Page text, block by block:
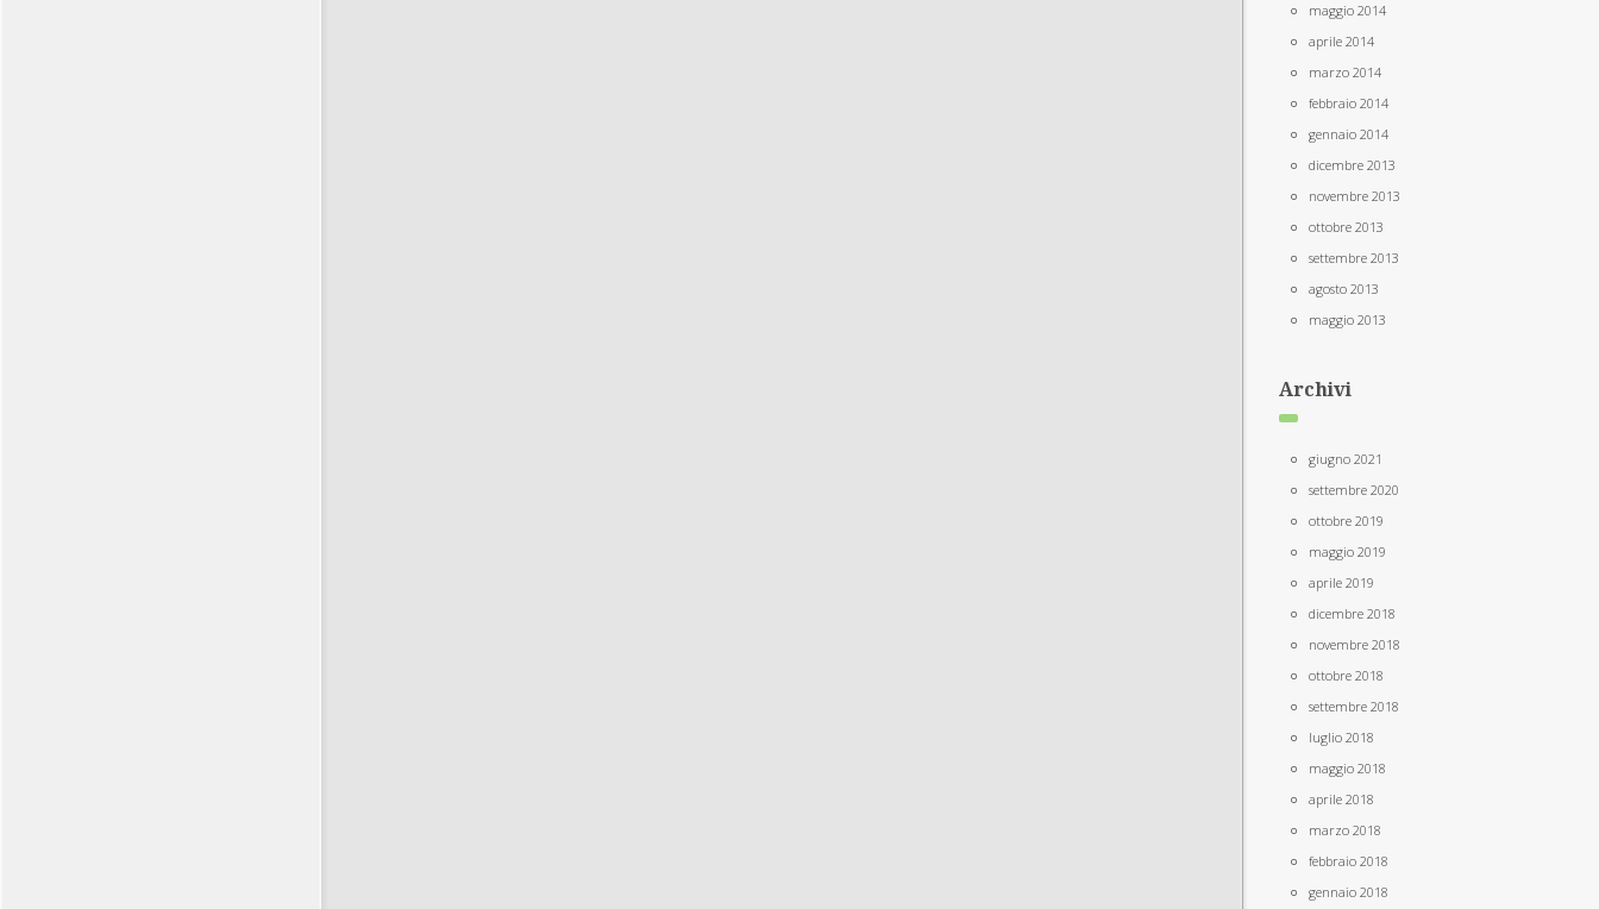
maggio 2014
aprile 2014
marzo 2014
febbraio 2014
gennaio 2014
dicembre 2013
novembre 2013
ottobre 2013
settembre 2013
agosto 2013
maggio 2013
Archivi
giugno 2021
settembre 2020
ottobre 2019
maggio 2019
aprile 2019
dicembre 2018
novembre 2018
ottobre 2018
settembre 2018
luglio 2018
maggio 2018
aprile 2018
marzo 2018
febbraio 2018
gennaio 2018